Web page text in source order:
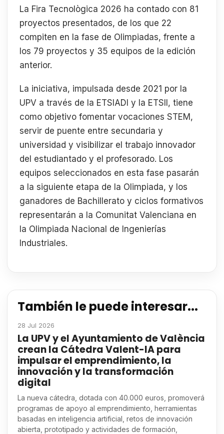
La Fira Tecnològica 2026 ha contado con 81
proyectos presentados, de los que 22
compiten en la fase de Olimpiadas, frente a
los 79 proyectos y 35 equipos de la edición
anterior.
La iniciativa, impulsada desde 2021 por la
UPV a través de la ETSIADI y la ETSII, tiene
como objetivo fomentar vocaciones STEM,
servir de puente entre secundaria y
universidad y visibilizar el trabajo innovador
del estudiantado y el profesorado. Los
equipos seleccionados en esta fase pasarán
a la siguiente etapa de la Olimpiada, y los
ganadores de Bachillerato y ciclos formativos
representarán a la Comunitat Valenciana en
la Olimpiada Nacional de Ingenierías
Industriales.
También le puede interesar...
28 Jul 2026
La UPV y el Ayuntamiento de València
crean la Cátedra Valent-IA para
impulsar el emprendimiento, la
innovación y la transformación
digital
La nueva cátedra, dotada con 40.000 euros, promoverá
programas de apoyo al emprendimiento, herramientas
basadas en inteligencia artificial, retos de innovación
abierta, prototipado y actividades de formación,